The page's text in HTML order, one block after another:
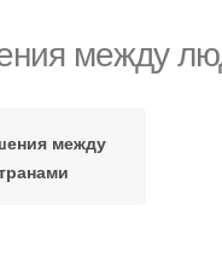
между
между